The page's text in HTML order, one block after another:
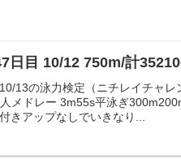
日目 10/12 750m/計
13の泳力検定（ニチレイチャ
メドレー 3m55s平泳ぎ
きアップなしでいきなり...